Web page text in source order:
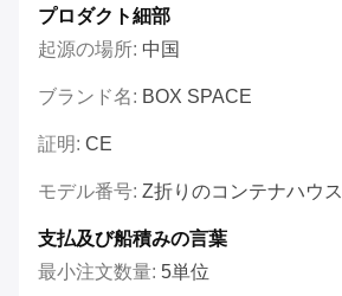
プロダクト細部
起源の場所: 中国
ブランド名: BOX SPACE
証明: CE
モデル番号: Z折りのコンテナハウス
支払及び船積みの言葉
最小注文数量: 5単位